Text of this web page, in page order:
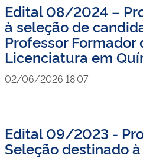
Edital 08/2024 –
à seleção de
Professor Formador
Licenciatura em
02/06/2026 18:07
Edital 09/2023 -
Seleção destinado